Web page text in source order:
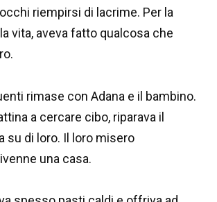
riempirsi di lacrime. Per la
vita, aveva fatto qualcosa che
rimase con Adana e il bambino.
a cercare cibo, riparava il
su di loro. Il loro misero
una casa.